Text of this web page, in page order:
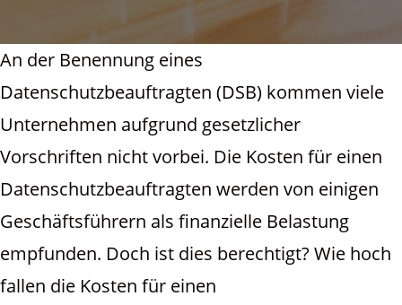
An der Benennung eines
Datenschutzbeauftragten (DSB) kommen viele
Unternehmen aufgrund gesetzlicher
Vorschriften nicht vorbei. Die Kosten für einen
Datenschutzbeauftragten werden von einigen
Geschäftsführern als finanzielle Belastung
empfunden. Doch ist dies berechtigt? Wie hoch
fallen die Kosten für einen